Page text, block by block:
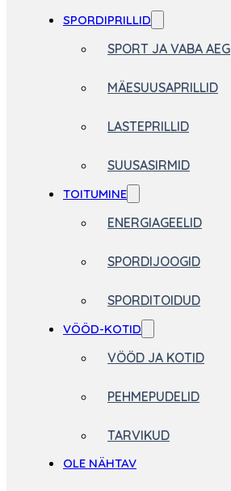
SPORDIPRILLID
SPORT JA VABA AEG
MÄESUUSAPRILLID
LASTEPRILLID
SUUSASIRMID
TOITUMINE
ENERGIAGEELID
SPORDIJOOGID
SPORDITOIDUD
VÖÖD-KOTID
VÖÖD JA KOTID
PEHMEPUDELID
TARVIKUD
OLE NÄHTAV